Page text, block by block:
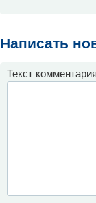
Написать
Текст